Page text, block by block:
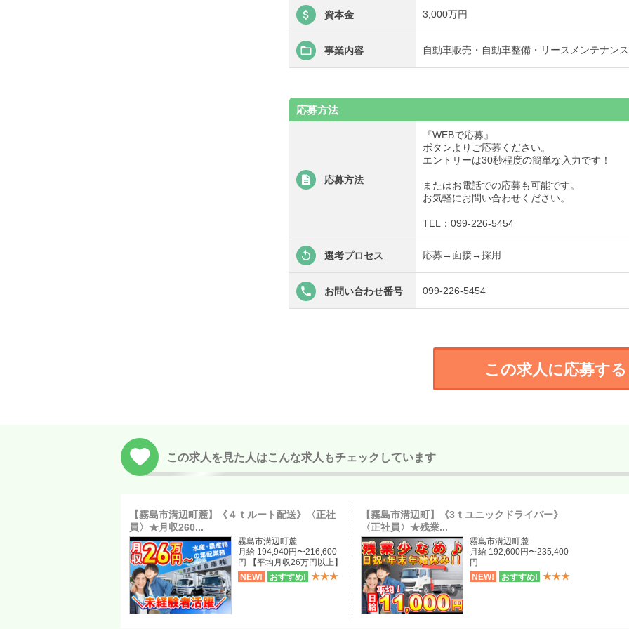
attach_money 資本金 3,000万円
folder_open 事業内容 自動車販売・自動車整備・リースメンテナン
応募方法
description 応募方法
『WEBで応募』
ボタンよりご応募ください。
エントリーは30秒程度の簡単な入力です！
またはお電話での応募も可能です。
お気軽にお問い合わせください。
TEL：099-226-5454
replay 選考プロセス 応募→面接→採用
local_phone お問い合わせ番号 099-226-5454
この求人に応募する
この求人を見た人はこんな求人もチェックしています
【霧島市溝辺町麓】《４ｔルート配送》〈正社
員〉★月収260...
霧島市溝辺町麓
月給 194,940円〜216,600
円 【平均月収26万円以上】
NEW!
おすすめ! ★★★
【霧島市溝辺町】《3ｔユニックドライバー》
〈正社員〉★残業...
霧島市溝辺町麓
月給 192,600円〜235,400
円
NEW!
おすすめ! ★★★